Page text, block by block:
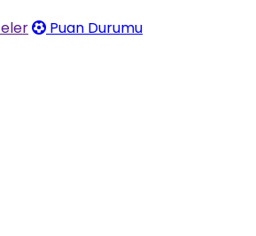
Puan Durumu